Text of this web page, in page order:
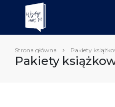
Strona główna Pakiety
Pakiety